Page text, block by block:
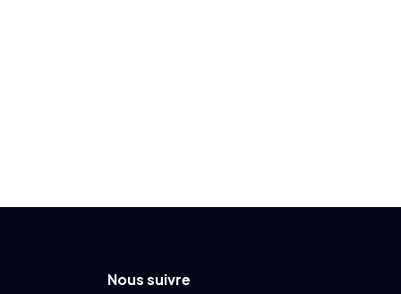
Nous suivre